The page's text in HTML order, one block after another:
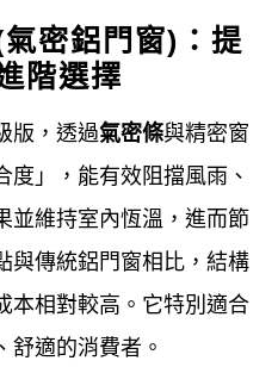
實現企業與客戶的共贏
密鋁門窗)：提
階選擇
版，透過氣密條與精密窗
」，能有效阻擋風雨、
並維持室內恆溫，進而節
與傳統鋁門窗相比，結構
本相對較高。它特別適合
舒適的消費者。